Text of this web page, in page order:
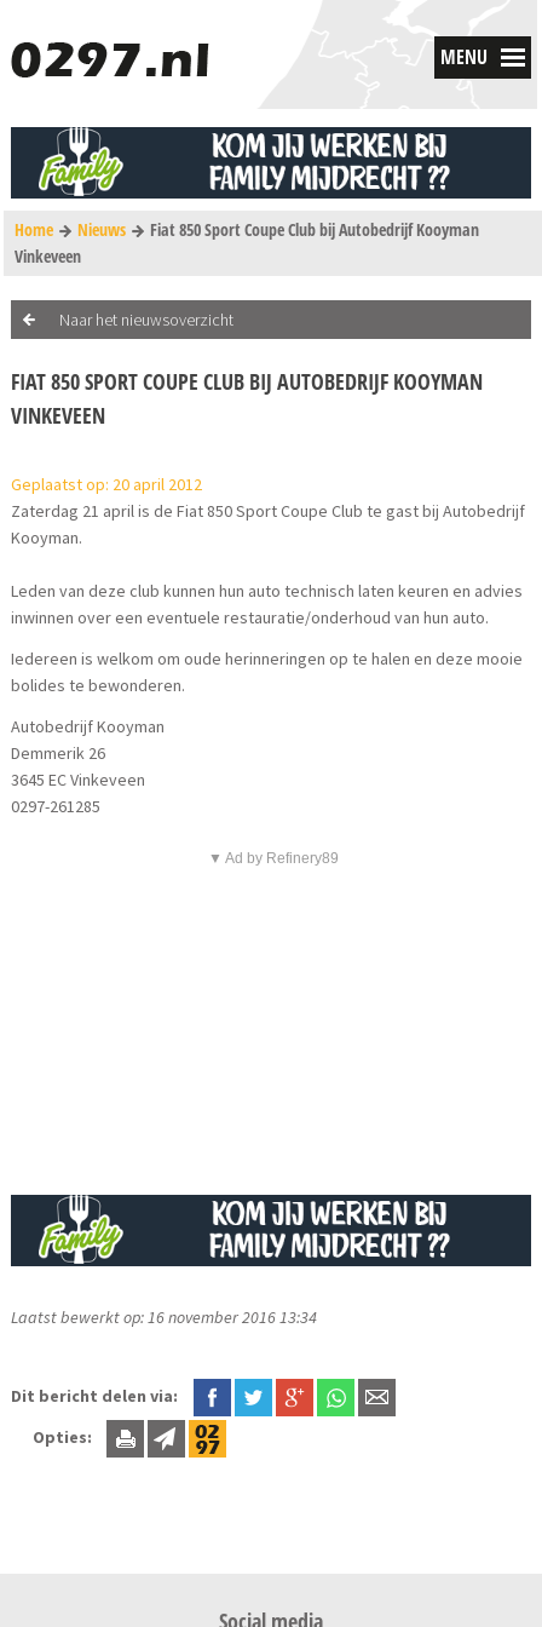
MENU
Home Nieuws
Fiat 850 Sport Coupe Club bij Autobedrijf Kooyman
Vinkeveen
Naar het nieuwsoverzicht
FIAT 850 SPORT COUPE CLUB BIJ AUTOBEDRIJF KOOYMAN
VINKEVEEN
Geplaatst op: 20 april 2012
Zaterdag 21 april is de Fiat 850 Sport Coupe Club te gast bij Autobedrijf
Kooyman.
Leden van deze club kunnen hun auto technisch laten keuren en advies
inwinnen over een eventuele restauratie/onderhoud van hun auto.
Iedereen is welkom om oude herinneringen op te halen en deze mooie
bolides te bewonderen.
Autobedrijf Kooyman
Demmerik 26
3645 EC Vinkeveen
0297-261285
▼ Ad by Refinery89
Laatst bewerkt op: 16 november 2016 13:34
Dit bericht delen via:
Opties: